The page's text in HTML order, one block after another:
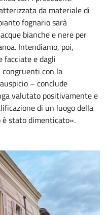
da materiale di
fognario sarà
bianche e nere per
Intendiamo, poi,
e dagli
con la
– conclude
valutato positivamente e
di un luogo della
stato dimenticato».